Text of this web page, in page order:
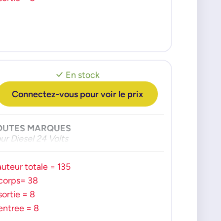
En stock
Connectez-vous pour voir le prix
MARQUES
Diesel 24 Volts
totale = 135
38
= 8
= 8